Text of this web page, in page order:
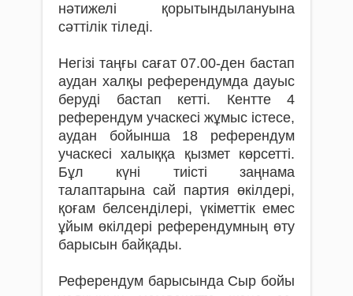
нәтижелі қоры­тын­дылануына
сәттілік тіледі.
Негізі таңғы сағат 07.00-ден бастап
аудан халқы референдумда дауыс
беруді бастап кетті. Кентте 4
референдум учаскесі жұмыс істесе,
аудан бойынша 18 референдум
учаскесі халыққа қызмет көрсетті.
Бұл күні тиісті заңнама
талаптарына сай партия өкілдері,
қоғам бел­сенділері, үкіметтік емес
ұйым өкілдері рефе­рендумның өту
барысын байқады.
Референдум барысында Сыр бойы